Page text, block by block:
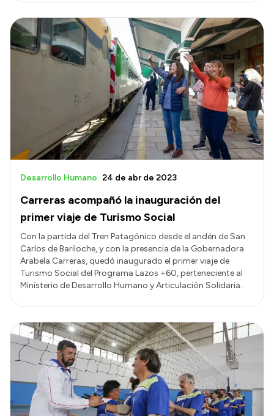
Carreras acompañó la inauguración del
primer viaje de Turismo Social
Desarrollo Humano 24 de abr de 2023
Con la partida del Tren Patagónico desde el andén de San
Carlos de Bariloche, y con la presencia de la Gobernadora
Arabela Carreras, quedó inaugurado el primer viaje de
Turismo Social del Programa Lazos +60, perteneciente al
Ministerio de Desarrollo Humano y Articulación Solidaria.